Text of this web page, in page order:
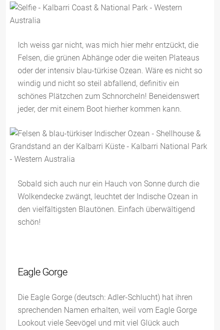
Ich weiss gar nicht, was mich hier mehr entzückt, die
Felsen, die grünen Abhänge oder die weiten Plateaus
oder der intensiv blau-türkise Ozean. Wäre es nicht so
windig und nicht so steil abfallend, definitiv ein
schönes Plätzchen zum Schnorcheln! Beneidenswert
jeder, der mit einem Boot hierher kommen kann.
Sobald sich auch nur ein Hauch von Sonne durch die
Wolkendecke zwängt, leuchtet der Indische Ozean in
den vielfältigsten Blautönen. Einfach überwältigend
schön!
Eagle Gorge
Die Eagle Gorge (deutsch: Adler-Schlucht) hat ihren
sprechenden Namen erhalten, weil vom Eagle Gorge
Lookout viele Seevögel und mit viel Glück auch